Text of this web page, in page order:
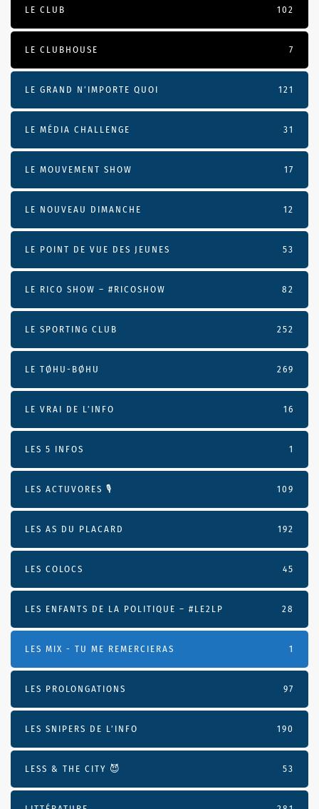
LE CLUB 102
LE CLUBHOUSE 7
LE GRAND N’IMPORTE QUOI 121
LE MÉDIA CHALLENGE 31
LE MOUVEMENT SHOW 17
LE NOUVEAU DIMANCHE 12
LE POINT DE VUE DES JEUNES 53
LE RICO SHOW – #RICOSHOW 82
LE SPORTING CLUB 252
LE TØHU-BØHU 269
LE VRAI DE L’INFO 16
LES 5 INFOS 1
LES ACTUVORES 🎙 109
LES AS DU PLACARD 192
LES COLOCS 45
LES ENFANTS DE LA POLITIQUE – #LE2LP 28
LES MIX - TU ME REMERCIERAS 1
LES PROLONGATIONS 97
LES SNIPERS DE L’INFO 190
LESS & THE CITY 😈 53